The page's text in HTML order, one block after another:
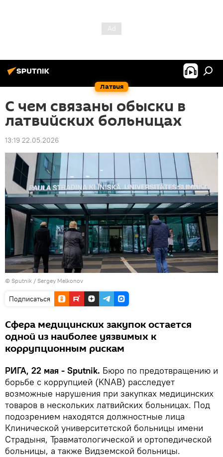
Латвия
С чем связаны обыски в
латвийских больницах
13:19 22.05.2026
© Sputnik / Sergey Melkonov
Подписаться
Сфера медицинских закупок остается
одной из наиболее уязвимых к
коррупционным рискам
РИГА, 22 мая - Sputnik. Бюро по предотвращению и
борьбе с коррупцией (KNAB) расследует
возможные нарушения при закупках медицинских
товаров в нескольких латвийских больницах. Под
подозрением находятся должностные лица
Клинической университетской больницы имени
Страдыня, Травматологической и ортопедической
больницы, а также Видземской больницы.